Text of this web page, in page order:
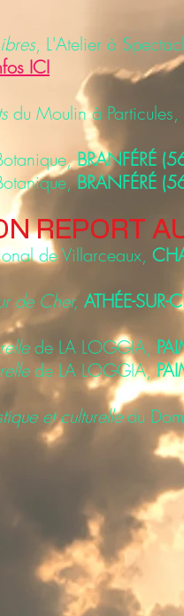
, L'Atelier à
ICI
du Moulin à Particules,
BRANFÉRÉ
BRANFÉRÉ
REPORT
de Villarceaux,
de Cher, ATHÉE-SUR-
de LA LOGGIA,
de LA LOGGIA,
et culturelledu